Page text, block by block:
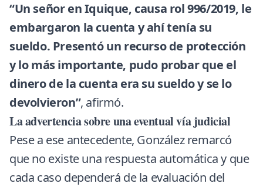
“Un señor en Iquique, causa rol 996/2019, le
embargaron la cuenta y ahí tenía su
sueldo. Presentó un recurso de protección
y lo más importante, pudo probar que el
dinero de la cuenta era su sueldo y se lo
devolvieron”, afirmó.
La advertencia sobre una eventual vía judicial
Pese a ese antecedente, González remarcó
que no existe una respuesta automática y que
cada caso dependerá de la evaluación del